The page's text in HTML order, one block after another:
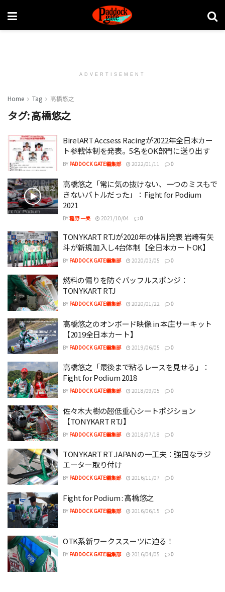
ADVERTISEMENT
Home Tag 高橋悠之
タグ:高橋悠之
BirelART Accsess Racingが2022年全日本カー
ト参戦体制を発表。5名をOK部門に送り出す
BY PADDOCK GATE編集部 2022/01/11 0
高橋悠之「常に気の抜けない、一つのミスもで
きないバトルだった」：Fight for Podium
2021
BY稲野 一美 2021/10/04 0
TONYKART RTJが2020年の体制発表 岩崎有矢
斗が新規加入し4台体制【全日本カートOK】
BY PADDOCK GATE編集部 2020/03/05 0
燃料の偏りを防ぐバッフルスポンジ：
TONYKART RTJ
BY PADDOCK GATE編集部 2020/01/22 0
高橋悠之のオンボード映像 in 本庄サーキット
【2019全日本カート】
BY PADDOCK GATE編集部 2019/06/05 0
高橋悠之「最後まで粘るレースを見せる」：
Fight for Podium 2018
BY PADDOCK GATE編集部 2018/09/05 0
佐々木大樹の超低重心シートポジション
【TONYKART RTJ】
BY PADDOCK GATE編集部 2018/07/18 0
TONYKART RT JAPANの一工夫：強固なラジ
エーター取り付け
BY PADDOCK GATE編集部 2016/11/07 0
Fight for Podium : 高橋悠之
BY PADDOCK GATE編集部 2016/06/15 0
OTK系新ワークススーツに迫る！
BY PADDOCK GATE編集部 2016/04/05 0